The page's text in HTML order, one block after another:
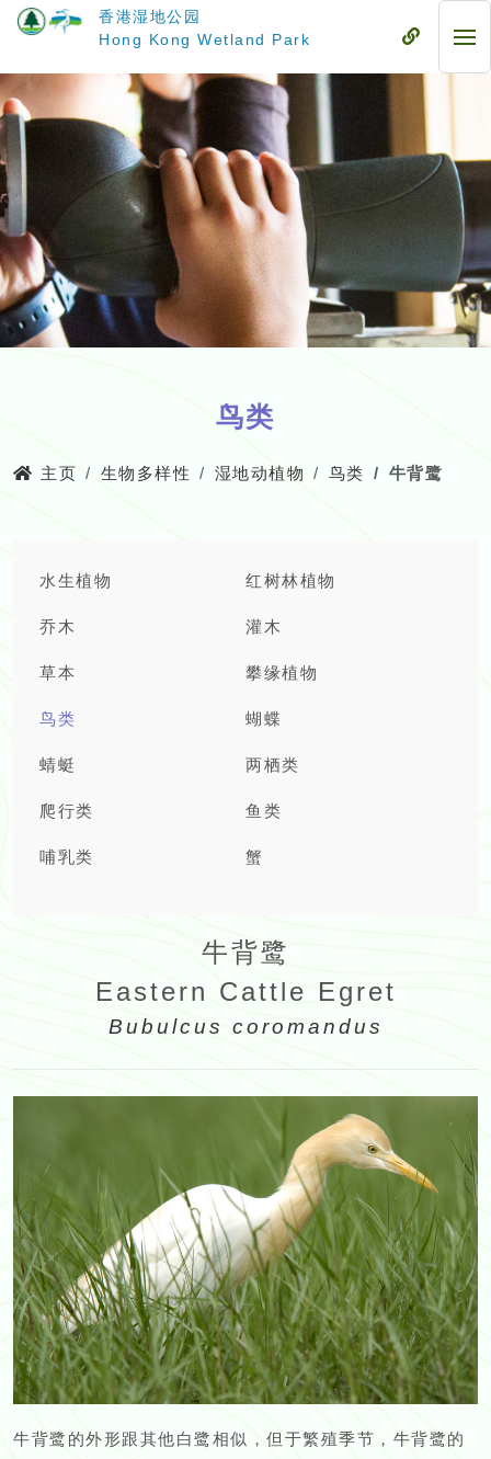
要
内
容
香港湿地公园
Hong Kong Wetland Park
流
流
动
鸟类
主页 生物多样性 湿地动植物 鸟类 牛背鹭
水生植物 红树林植物
乔木 灌木
草本 攀缘植物
鸟类 蝴蝶
蜻蜓 两栖类
爬行类 鱼类
哺乳类 蟹
牛背鹭
Eastern Cattle Egret
Bubulcus coromandus
牛背鹭的外形跟其他白鹭相似，但于繁殖季节，牛背鹭的